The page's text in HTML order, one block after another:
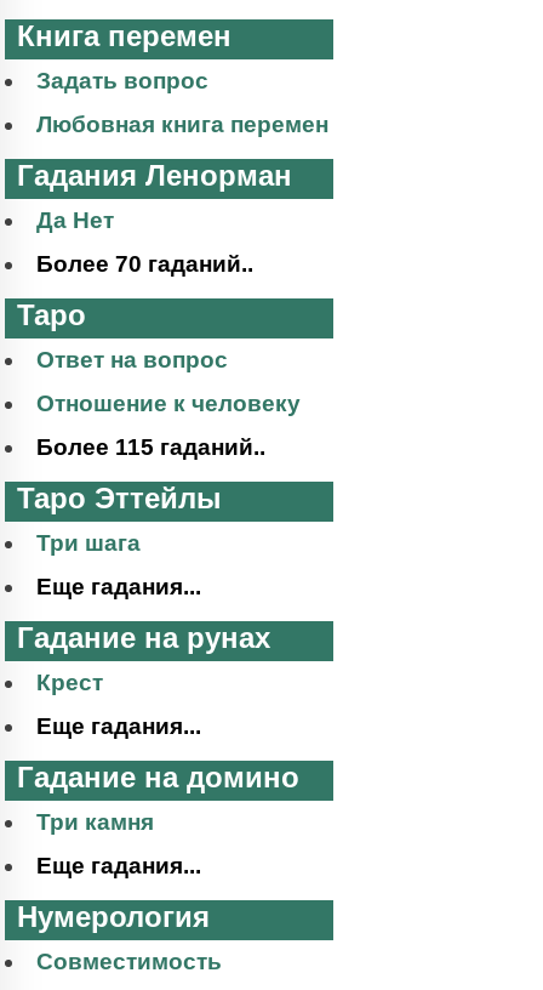
Книга перемен
Задать вопрос
Любовная книга перемен
Гадания Ленорман
Да Нет
Более 70 гаданий..
Таро
Ответ на вопрос
Отношение к человеку
Более 115 гаданий..
Таро Эттейлы
Три шага
Еще гадания...
Гадание на рунах
Крест
Еще гадания...
Гадание на домино
Три камня
Еще гадания...
Нумерология
Совместимость